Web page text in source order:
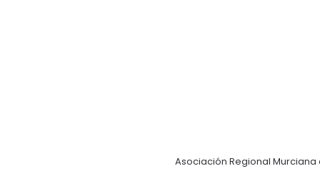
Asociación Regional Murciana